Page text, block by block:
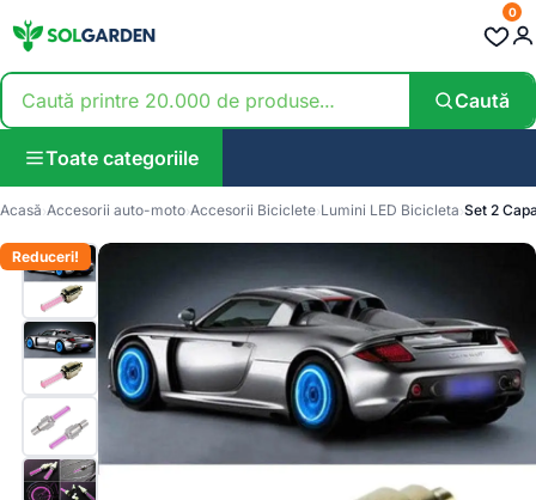
Caută
0
Toate categoriile
Acasă Accesorii auto-moto Accesorii Biciclete Lumini LED Bicicleta Set 2
Reduceri!